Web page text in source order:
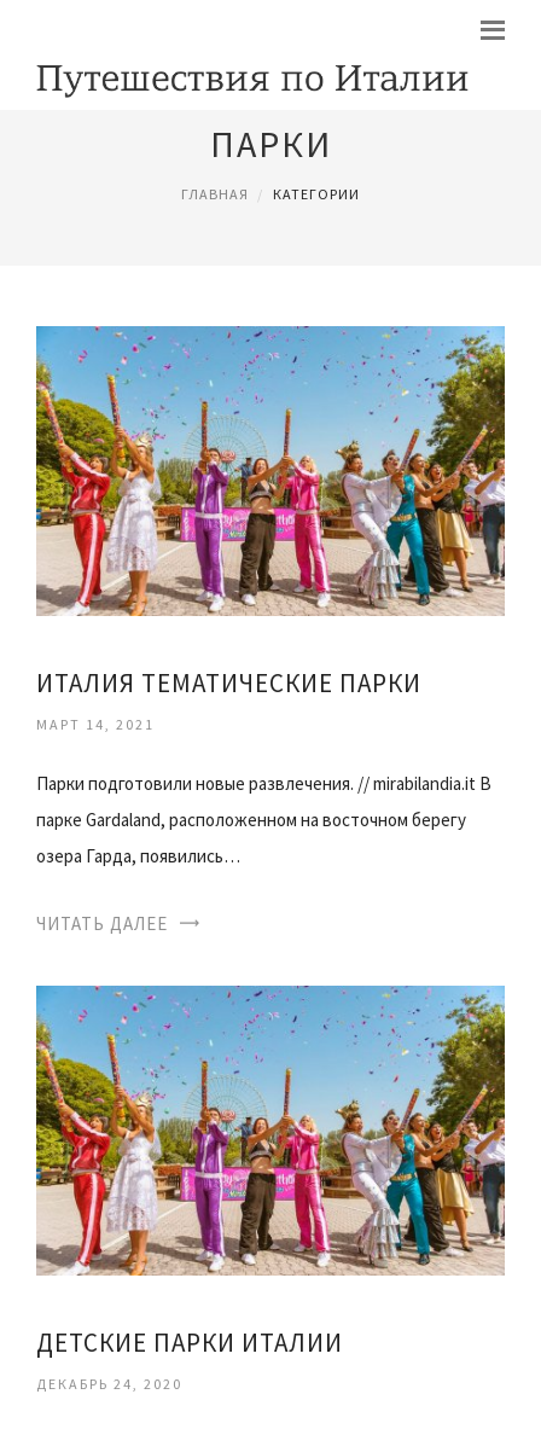
ПАРКИ
ГЛАВНАЯ КАТЕГОРИИ
ИТАЛИЯ ТЕМАТИЧЕСКИЕ ПАРКИ
МАРТ 14, 2021
Парки подготовили новые развлечения. // mirabilandia.it В
парке Gardaland, расположенном на восточном берегу
озера Гарда, появились…
ЧИТАТЬ ДАЛЕЕ
ДЕТСКИЕ ПАРКИ ИТАЛИИ
ДЕКАБРЬ 24, 2020